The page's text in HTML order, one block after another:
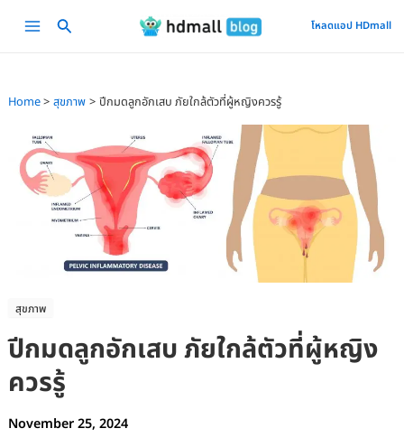
Main
โหลดแอป HDmall
Home สุขภาพ ปีกมดลูกอักเสบ ภัยใกล้ตัวที่ผู้หญิงควรรู้
สุขภาพ
ปีกมดลูกอักเสบ ภัยใกล้ตัวที่ผู้หญิง
ควรรู้
November 25, 2024